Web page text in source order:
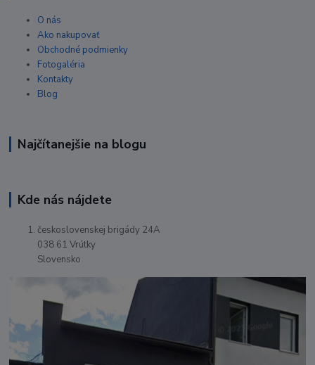
O nás
Ako nakupovať
Obchodné podmienky
Fotogaléria
Kontakty
Blog
Najčítanejšie na blogu
Kde nás nájdete
československej brigády 24A
038 61 Vrútky
Slovensko